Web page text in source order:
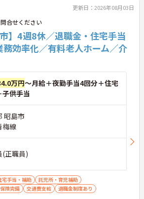
更新日：2026年08月03日
合せください
市】4週8休／退職金・住宅手当
効率化／有料老人ホーム／介
万円～月給＋夜勤手当4回分＋住宅
子供手当
昭島市
梅線
(正職員)
宅手当・補助
託児所・育児補助
険完備 交通費支給 退職金制度あり